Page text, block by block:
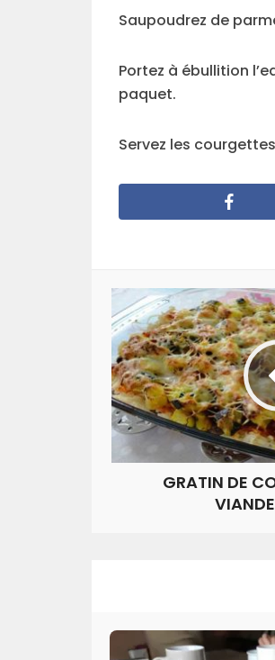
Saupoudrez de
Portez à ébullition
paquet.
Servez les
GRATIN DE